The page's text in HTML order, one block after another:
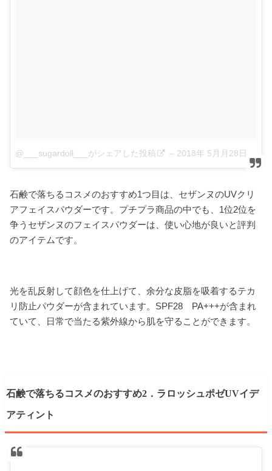
@___sugardoll___がシェアした投稿 – 2018年 5月月28日午前2時52分PDT
石鹸で落ちるコスメのおすすめ1つ目は、セザンヌのUVクリ
アフェイスパウダーです。プチプラ商品の中でも、1位2位を
争うセザンヌのフェイスパウダーは、使い心地が良いと評判
のアイテムです。
光を乱反射して顔色を仕上げて、余分な皮脂を吸着するテカ
リ防止パウダーが含まれています。SPF28 PA+++が含まれ
ていて、日常で当たる紫外線から肌を守ることができます。
石鹸で落ちるコスメのおすすめ2．ラロッシュポゼUVイデ
アティント